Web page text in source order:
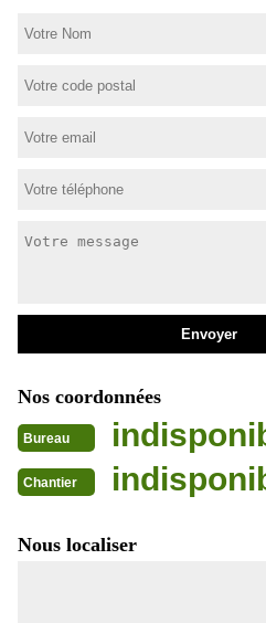
Nos coordonnées
Bureau
Chantier
Nous localiser